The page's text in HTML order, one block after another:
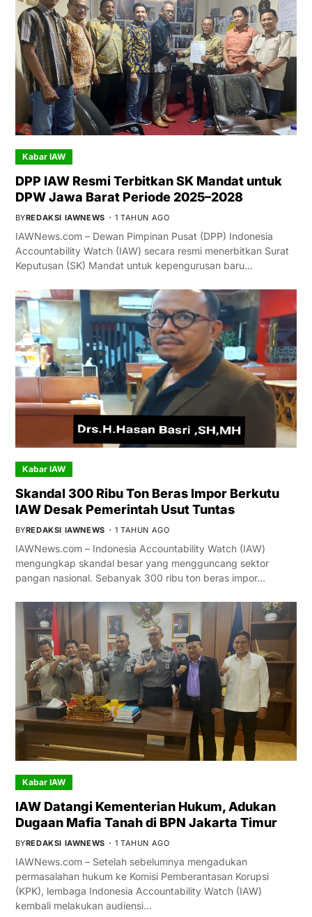
Kabar IAW
DPP IAW Resmi Terbitkan SK Mandat untuk
DPW Jawa Barat Periode 2025–2028
BYREDAKSI IAWNEWS 1 TAHUN AGO
IAWNews.com – Dewan Pimpinan Pusat (DPP) Indonesia
Accountability Watch (IAW) secara resmi menerbitkan Surat
Keputusan (SK) Mandat untuk kepengurusan baru…
Kabar IAW
Skandal 300 Ribu Ton Beras Impor Berkutu
IAW Desak Pemerintah Usut Tuntas
BYREDAKSI IAWNEWS 1 TAHUN AGO
IAWNews.com – Indonesia Accountability Watch (IAW)
mengungkap skandal besar yang mengguncang sektor
pangan nasional. Sebanyak 300 ribu ton beras impor…
Kabar IAW
IAW Datangi Kementerian Hukum, Adukan
Dugaan Mafia Tanah di BPN Jakarta Timur
BYREDAKSI IAWNEWS 1 TAHUN AGO
IAWNews.com – Setelah sebelumnya mengadukan
permasalahan hukum ke Komisi Pemberantasan Korupsi
(KPK), lembaga Indonesia Accountability Watch (IAW)
kembali melakukan audiensi…